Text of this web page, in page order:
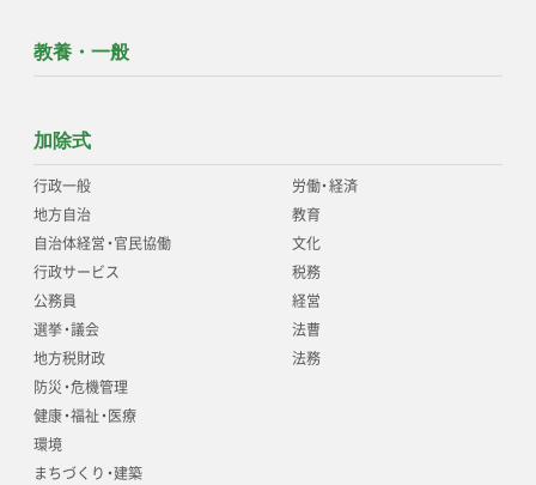
教養・一般
加除式
行政一般
地方自治
自治体経営・官民協働
行政サービス
公務員
選挙・議会
地方税財政
防災・危機管理
健康・福祉・医療
環境
まちづくり・建築
労働・経済
教育
文化
税務
経営
法曹
法務